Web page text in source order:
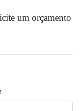
um orçamento